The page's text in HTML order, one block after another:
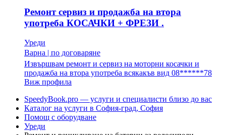
Ремонт сервиз и продажба на втора
употреба КОСАЧКИ + ФРЕЗИ .
Уреди
Варна | по договаряне
Извършвам ремонт и сервиз на моторни косачки и
продажба на втора употреба всякакъв вид 08******78
Виж профила
SpeedyBook.pro — услуги и специалисти близо до вас
Каталог на услуги в София-град, София
Помощ с оборудване
Уреди